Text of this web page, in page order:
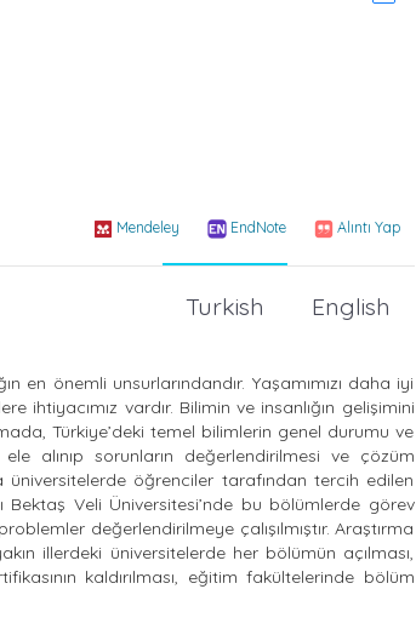
Mendeley EndNote Alıntı Yap
English
Turkish
önemli unsurlarındandır. Yaşamımızı daha iyi
vardır. Bilimin ve insanlığın gelişimini
Türkiye’deki temel bilimlerin genel durumu ve
alınıp sorunların değerlendirilmesi ve çözüm
üniversitelerde öğrenciler tarafından tercih edilen
Veli Üniversitesi’nde bu bölümlerde görev
değerlendirilmeye çalışılmıştır. Araştırma
illerdeki üniversitelerde her bölümün açılması,
kaldırılması, eğitim fakültelerinde bölüm